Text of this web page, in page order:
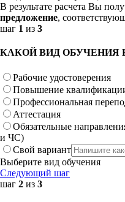
В результате расчета Вы
предложение,
шаг 1 из 3
КАКОЙ ВИД ОБУЧЕНИЯ
Рабочие удостоверения
Повышение
Профессиональная
Аттестация
Обязательные
и ЧС)
Свой вариант
Выберите вид обучения
Следующий шаг
шаг 2 из 3